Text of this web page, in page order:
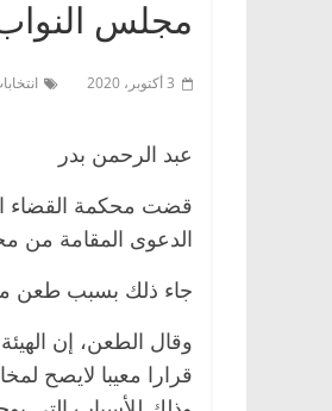
مجلس
3 أكتوبر، 2020
عبد الرحمن بدر
قضت محكمة القضاء
الدعوى المقامة
جاء ذلك بسبب طعن مقام من
وقال الطعن، إن
قرارا معيبا لايصح